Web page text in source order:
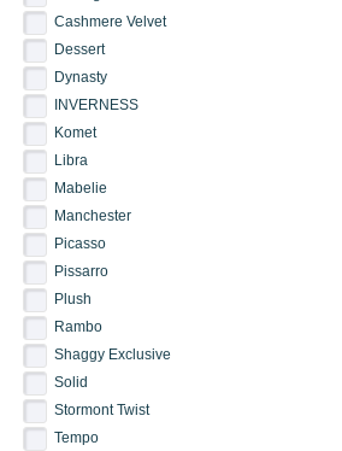
Cashmere Velvet
Dessert
Dynasty
INVERNESS
Komet
Libra
Mabelie
Manchester
Picasso
Pissarro
Plush
Rambo
Shaggy Exclusive
Solid
Stormont Twist
Tempo